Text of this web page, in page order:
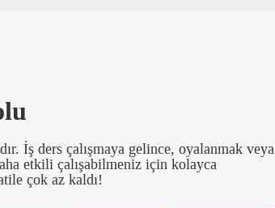
İş ders çalışmaya gelince, oyalanmak veya
etkili çalışabilmeniz için kolayca
çok az kaldı!